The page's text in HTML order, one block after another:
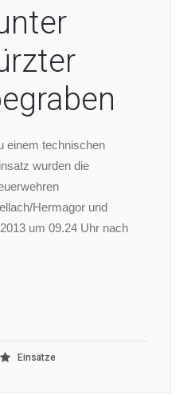
einem technischen
wurden die
Hermagor und
um 09.24 Uhr nach
Einsätze